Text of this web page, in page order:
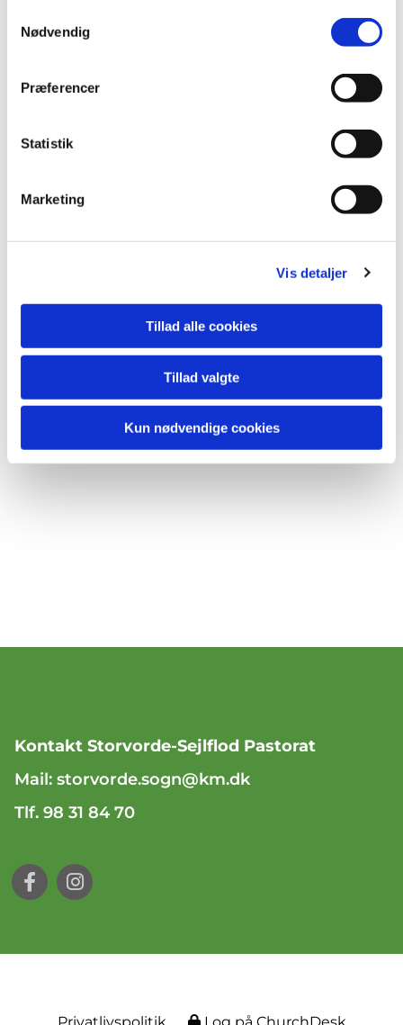
Nødvendig
Præferencer
Statistik
Marketing
Vis detaljer
Tillad alle cookies
Tillad valgte
Kun nødvendige cookies
Du vil måske også kunne lide...
Kontakt Storvorde-Sejlflod Pastorat
Mail: storvorde.sogn@km.dk
Tlf. 98 31 84 70